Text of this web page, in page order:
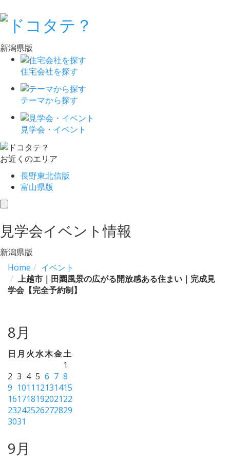
新潟県版
住宅会社を探す
テーマから探す
見学会・イベント
お近くのエリア
長野東北信版
富山県版
toggle
見学会イベント情報
新潟県版
Home
イベント
上越市｜田園風景の広がる開放感ある住まい｜完成見
学会【完全予約制】
8月
日 月 火水木金土
1
2 3 4 5 6 7 8
9 1011 12131415
16171819202122
23242526272829
3031
9月